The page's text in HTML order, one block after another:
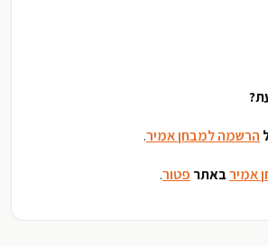
הרשמה למבחן אמיר.
אמירבאתר פטור.